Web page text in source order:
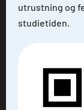
utrustning og
studietiden.